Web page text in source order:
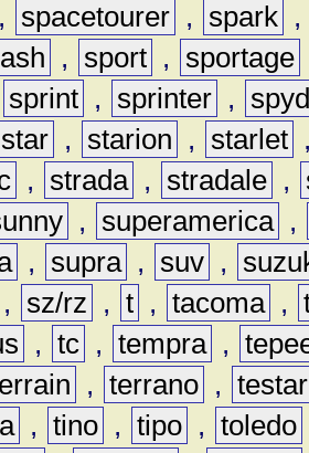
, spacetourer , spark ,
, sport , sportage
sprint , sprinter ,
star , starion , starlet
, strada , stradale ,
, superamerica ,
, supra , suv ,
, sz/rz , t , tacoma ,
, tc , tempra ,
, terrano ,
, tino , tipo , toledo